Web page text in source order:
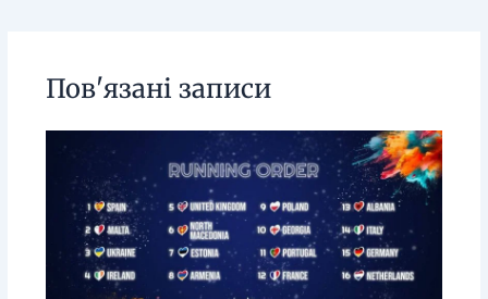
Пов'язані записи